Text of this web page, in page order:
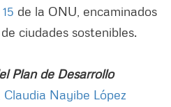
15 de la ONU, encaminados
ciudades sostenibles.
Plan de Desarrollo
Claudia Nayibe López